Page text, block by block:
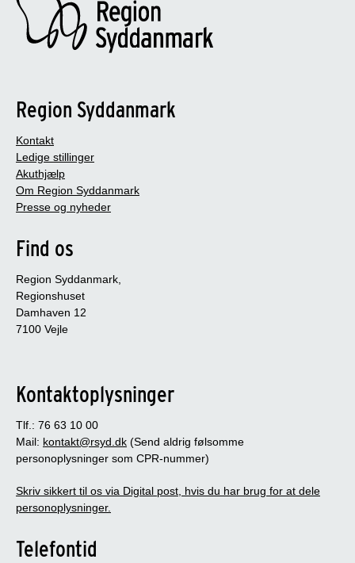
Region Syddanmark
Kontakt
Ledige stillinger
Akuthjælp
Om Region Syddanmark
Presse og nyheder
Find os
Region Syddanmark,
Regionshuset
Damhaven 12
7100 Vejle
Kontaktoplysninger
Tlf.: 76 63 10 00
Mail: kontakt@rsyd.dk (Send aldrig følsomme
personoplysninger som CPR-nummer)
Skriv sikkert til os via Digital post, hvis du har brug for at dele
personoplysninger.
Telefontid